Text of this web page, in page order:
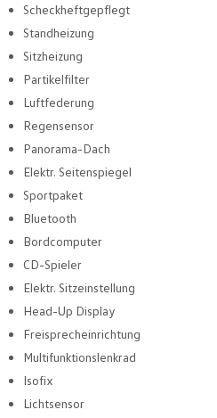
Scheckheftgepflegt
Standheizung
Sitzheizung
Partikelfilter
Luftfederung
Regensensor
Panorama-Dach
Elektr. Seitenspiegel
Sportpaket
Bluetooth
Bordcomputer
CD-Spieler
Elektr. Sitzeinstellung
Head-Up Display
Freisprecheinrichtung
Multifunktionslenkrad
Isofix
Lichtsensor